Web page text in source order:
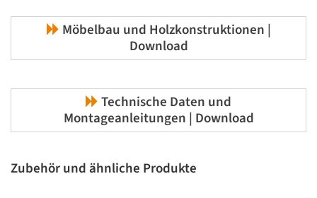
Möbelbau und Holzkonstruktionen |
Download
Technische Daten und
Montageanleitungen | Download
Zubehör und ähnliche Produkte